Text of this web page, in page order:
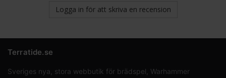
Logga in för att skriva en recension
Terratide.se
Sveriges nya, stora webbutik för brädspel, Warhammer